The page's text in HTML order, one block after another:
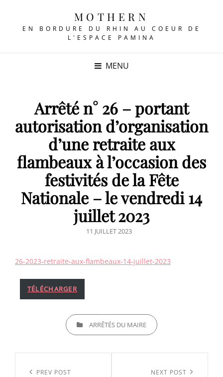
MOTHERN
EN BORDURE DU RHIN AU COEUR DE
L'ESPACE PAMINA
MENU
Arrêté n° 26 – portant
autorisation d’organisation
d’une retraite aux
flambeaux à l’occasion des
festivités de la Fête
Nationale – le vendredi 14
juillet 2023
POSTED
11 JUILLET 2023
26-2023-retraite-aux-flambeaux-14-juillet-2023
TÉLÉCHARGER
CATEGORIESARRÊTÉS DU MAIRE
Previous
PREV POST NEXT POST